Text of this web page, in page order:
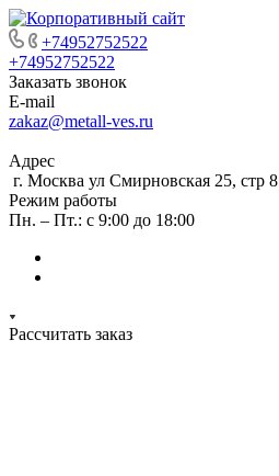
+74952752522
+74952752522
Заказать звонок
E-mail
zakaz@metall-ves.ru
Адрес
г. Москва ул Смирновская 25, стр 8
Режим работы
Пн. – Пт.: с 9:00 до 18:00
Рассчитать заказ